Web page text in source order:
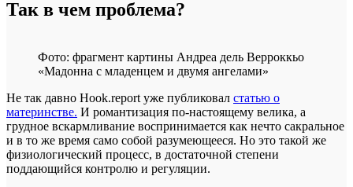
Так в чем проблема?
Фото: фрагмент картины Андреа дель Верроккьо
«Мадонна с младенцем и двумя ангелами»
Не так давно Hook.report уже публиковал статью о
материнстве. И романтизация по-настоящему велика, а
грудное вскармливание воспринимается как нечто сакральное
и в то же время само собой разумеющееся. Но это такой же
физиологический процесс, в достаточной степени
поддающийся контролю и регуляции.